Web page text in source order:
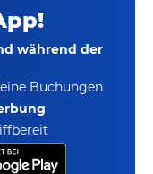
während der
Buchungen